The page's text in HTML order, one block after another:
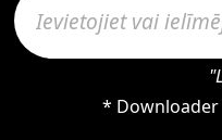
* Downloader